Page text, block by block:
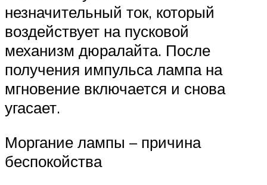
незначительный ток, который
воздействует на пусковой
механизм дюралайта. После
получения импульса лампа на
мгновение включается и снова
угасает.
Моргание лампы – причина
беспокойства